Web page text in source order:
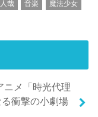
哉 音楽 魔法少女
ニメ「時光代理
衝撃の小劇場